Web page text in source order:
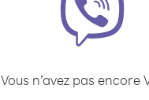
Vous n’avez pas encore